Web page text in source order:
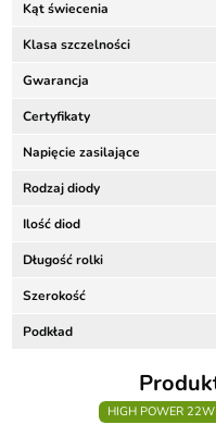
Kąt świecenia
Klasa szczelności
Gwarancja
Certyfikaty
Napięcie zasilające
Rodzaj diody
Ilość diod
Długość rolki
Szerokość
Podkład
HIGH POWER 22W